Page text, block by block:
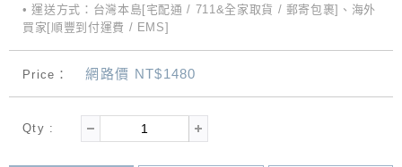
• 運送方式：台灣本島[宅配通 / 711&全家取貨 / 郵寄包裹]、海外
買家[順豐到付運費 / EMS]
Price：網路價 NT$1480
Qty :